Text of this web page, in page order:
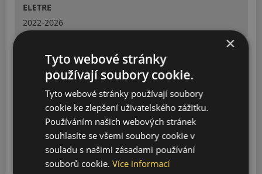
ELETRE
2022-2026
EMEYA
2024-2026
EMIRA
2022-2026
×
Tyto webové stránky
používají soubory cookie.
Tyto webové stránky používají soubory
cookie ke zlepšení uživatelského zážitku.
Používáním našich webových stránek
souhlasíte se všemi soubory cookie v
souladu s našimi zásadami používání
souborů cookie.Více informací